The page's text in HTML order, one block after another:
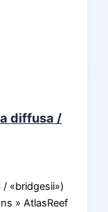
diffusa /
«bridgesii»)
» AtlasReef